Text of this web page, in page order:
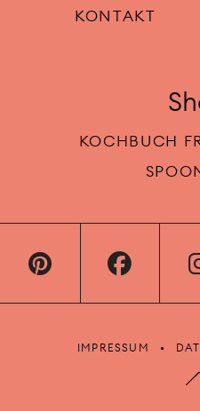
KONTAKT
KOCHBUCH
IMPRESSUM